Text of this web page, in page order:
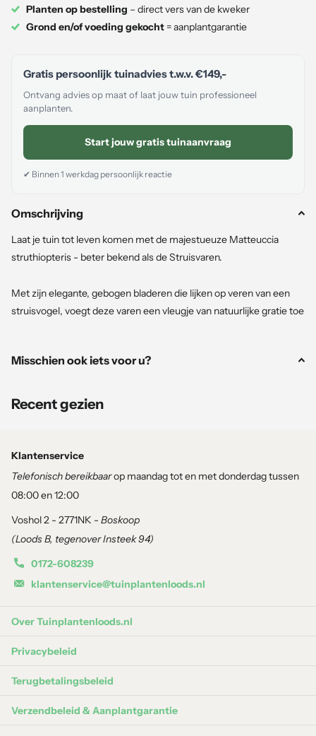
Planten op bestelling – direct vers van de kweker
Grond en/of voeding gekocht= aanplantgarantie
Gratis persoonlijk tuinadvies t.w.v.€149,-
Ontvang advies op maat of laat jouw tuin professioneel
aanplanten.
Start jouw gratis tuinaanvraag
✔ Binnen 1 werkdag persoonlijk reactie
Omschrijving
Laat je tuin tot leven komen met de majestueuze Matteuccia
struthiopteris - beter bekend als de Struisvaren.
Met zijn elegante, gebogen bladeren die lijken op veren van een
struisvogel, voegt deze varen een vleugje van natuurlijke gratie toe
een weelderige achtergrond in schaduwrijke hoeken, vochtige
ontsnappen aan de drukte van het dagelijks leven. Laat je
betoveren door de tijdloze schoonheid van de Matteuccia
struthiopteris en geef je buitenruimte een vleugje natuurlijke
Je plaatst 3-4 stuks per vierkante meter.
Aanplantgarantie
grond en mest. Zo weten wij dat de planten op de juiste wijze zijn
geplant.
1 zakbio potgrond
Misschien ook iets voor u?
Recent gezien
Klantenservice
Telefonisch bereikbaarop maandag tot en met donderdag tussen
08:00 en 12:00
Voshol 2 - 2771NK - Boskoop
(Loods B, tegenover Insteek 94)
0172-608239
klantenservice@tuinplantenloods.nl
Over Tuinplantenloods.nl
Privacybeleid
Terugbetalingsbeleid
Verzendbeleid & Aanplantgarantie